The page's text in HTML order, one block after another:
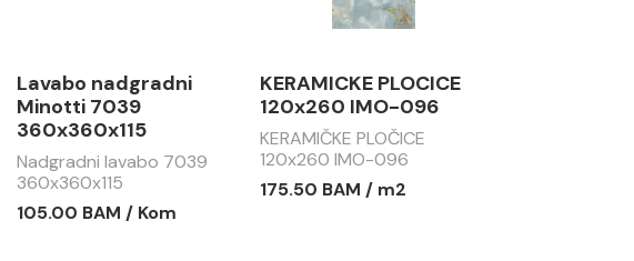
Lavabo nadgradni
Minotti 7039
360x360x115
Nadgradni lavabo 7039
360x360x115
105.00 BAM / Kom
KERAMICKE PLOCICE
120x260 IMO-096
KERAMIČKE PLOČICE
120x260 IMO-096
175.50 BAM / m2